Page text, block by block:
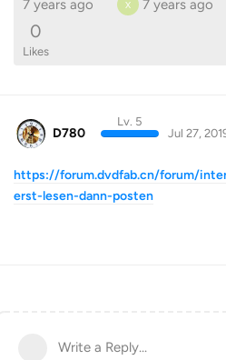
7 years ago X 7 years ago
0
Likes
D780
Lv. 5
Jul 27,
https://forum.dvdfab.cn/forum/
erst-lesen-dann-posten
Write a Reply...